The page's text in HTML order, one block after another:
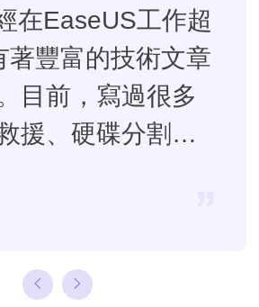
在EaseUS工作超
著豐富的技術文章
目前，寫過很多
援、硬碟分割管
原相關文章，希